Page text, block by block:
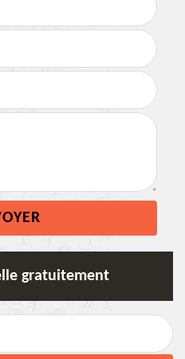
gratuitement